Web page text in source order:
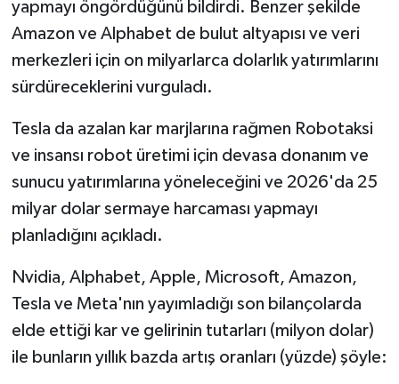
yapmayı öngördüğünü bildirdi. Benzer şekilde
Amazon ve Alphabet de bulut altyapısı ve veri
merkezleri için on milyarlarca dolarlık yatırımlarını
sürdüreceklerini vurguladı.
Tesla da azalan kar marjlarına rağmen Robotaksi
ve insansı robot üretimi için devasa donanım ve
sunucu yatırımlarına yöneleceğini ve 2026'da 25
milyar dolar sermaye harcaması yapmayı
planladığını açıkladı.
Nvidia, Alphabet, Apple, Microsoft, Amazon,
Tesla ve Meta'nın yayımladığı son bilançolarda
elde ettiği kar ve gelirinin tutarları (milyon dolar)
ile bunların yıllık bazda artış oranları (yüzde) şöyle: